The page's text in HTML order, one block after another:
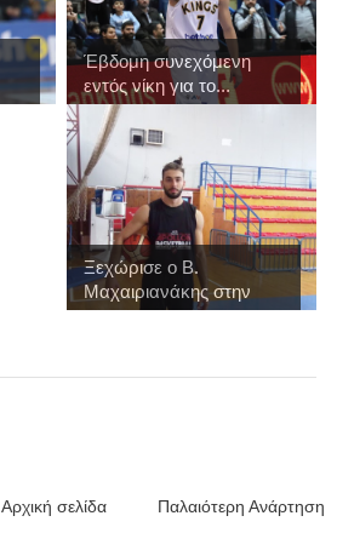
Έβδομη συνεχόμενη
εντός νίκη για το...
Ξεχώρισε ο Β.
Μαχαιριανάκης στην
πρ...
Παλαιότερη Ανάρτηση
Αρχική σελίδα